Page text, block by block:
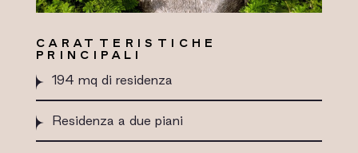
CARATTERISTICHE
PRINCIPALI
194 mq di residenza
Residenza a due piani